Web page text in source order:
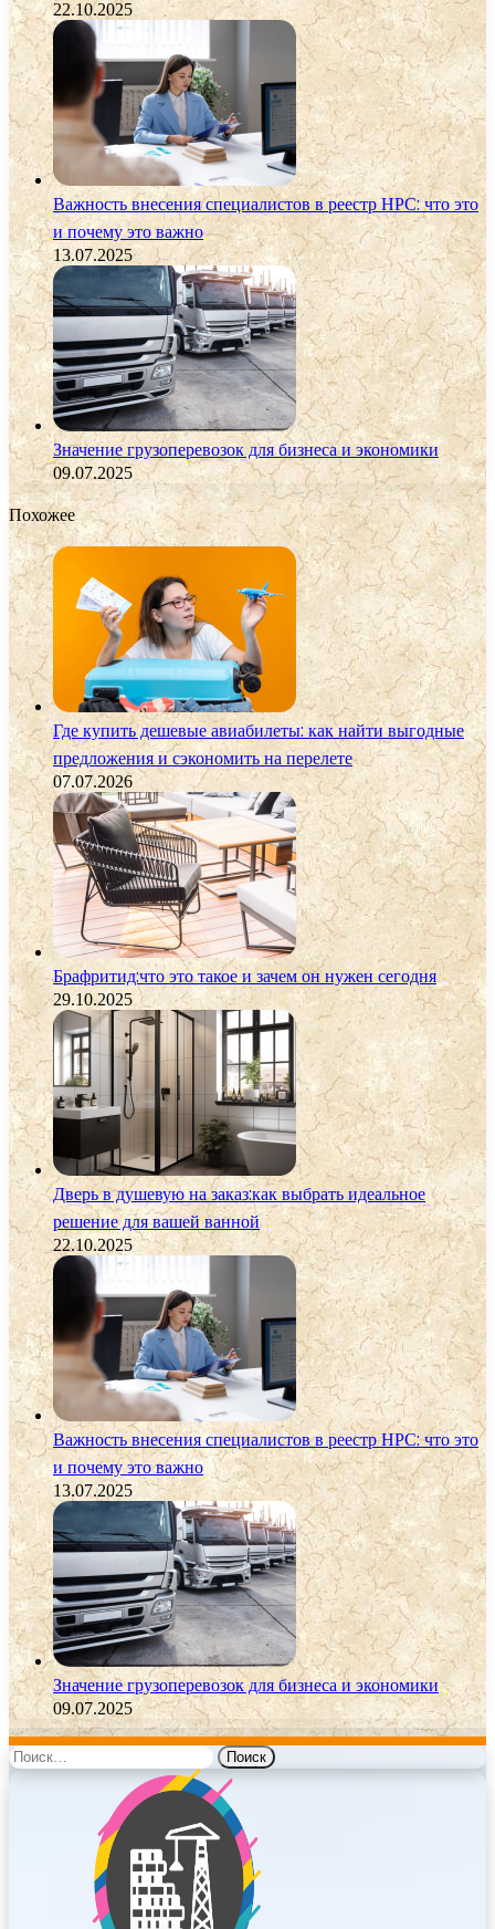
22.10.2025
Важность внесения специалистов в реестр НРС: что это
и почему это важно
13.07.2025
Значение грузоперевозок для бизнеса и экономики
09.07.2025
Похожее
Где купить дешевые авиабилеты: как найти выгодные
предложения и сэкономить на перелете
07.07.2026
Брафритид:что это такое и зачем он нужен сегодня
29.10.2025
Дверь в душевую на заказ:как выбрать идеальное
решение для вашей ванной
22.10.2025
Важность внесения специалистов в реестр НРС: что это
и почему это важно
13.07.2025
Значение грузоперевозок для бизнеса и экономики
09.07.2025
Найти: